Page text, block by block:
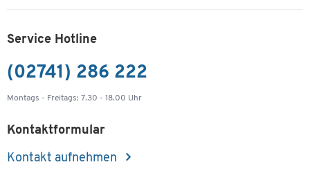
Service Hotline
(02741) 286 222
Montags - Freitags: 7.30 - 18.00 Uhr
Kontaktformular
Kontakt aufnehmen